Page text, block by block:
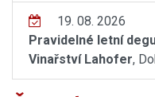
19. 08. 2026
Pravidelné letní
Vinařství Lahofer,